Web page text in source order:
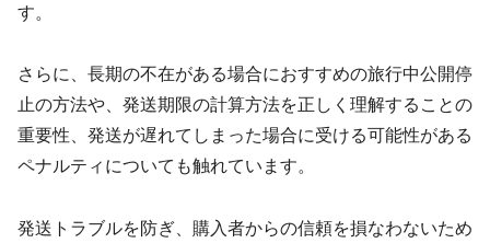
す。
さらに、長期の不在がある場合におすすめの旅行中公開停
止の方法や、発送期限の計算方法を正しく理解することの
重要性、発送が遅れてしまった場合に受ける可能性がある
ペナルティについても触れています。
発送トラブルを防ぎ、購入者からの信頼を損なわないため